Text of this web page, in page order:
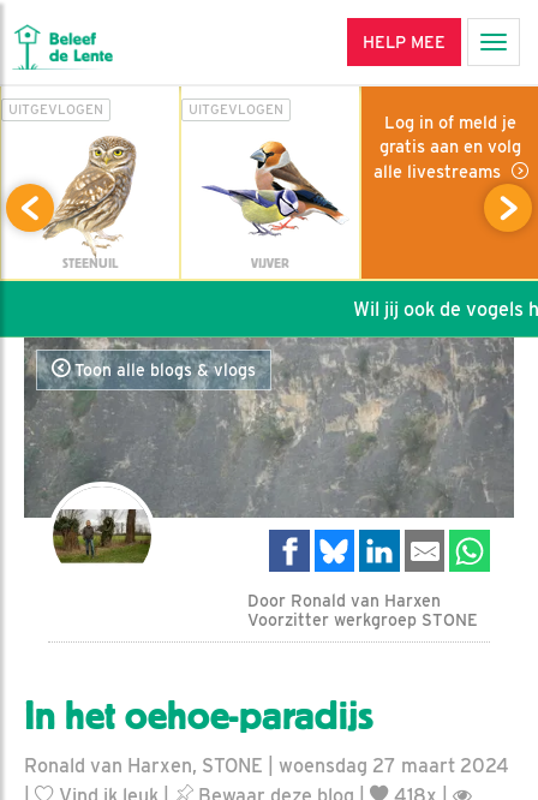
HELP MEE
UITGEVLOGEN
STEENUIL
UITGEVLOGEN
VIJVER
Log in of meld je
gratis aan en volg
alle livestreams
Wil jij ook de vogels
Toon alle blogs & vlogs
Door Ronald van Harxen
Voorzitter werkgroep STONE
In het oehoe-paradijs
Ronald van Harxen, STONE | woensdag 27 maart 2024